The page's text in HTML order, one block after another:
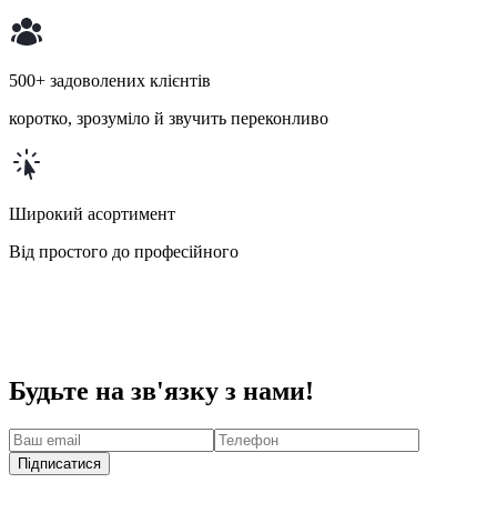
500+ задоволених клієнтів
коротко, зрозуміло й звучить переконливо
Широкий асортимент
Від простого до професійного
Будьте на зв'язку з нами!
Підписатися